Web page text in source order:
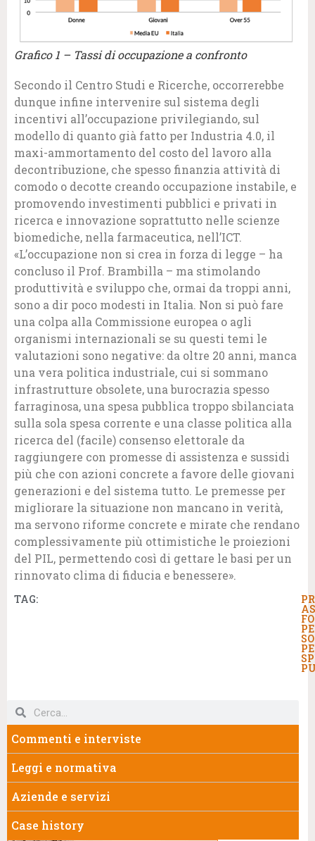
Grafico 1 – Tassi di occupazione a confronto
Secondo il Centro Studi e Ricerche, occorrerebbe
dunque infine intervenire sul sistema degli
incentivi all’occupazione privilegiando, sul
modello di quanto già fatto per Industria 4.0, il
maxi-ammortamento del costo del lavoro alla
decontribuzione, che spesso finanzia attività di
comodo o decotte creando occupazione instabile, e
promovendo investimenti pubblici e privati in
ricerca e innovazione soprattutto nelle scienze
biomediche, nella farmaceutica, nell’ICT.
«L’occupazione non si crea in forza di legge – ha
concluso il Prof. Brambilla – ma stimolando
produttività e sviluppo che, ormai da troppi anni,
sono a dir poco modesti in Italia. Non si può fare
una colpa alla Commissione europea o agli
organismi internazionali se su questi temi le
valutazioni sono negative: da oltre 20 anni, manca
una vera politica industriale, cui si sommano
infrastrutture obsolete, una burocrazia spesso
farraginosa, una spesa pubblica troppo sbilanciata
sulla sola spesa corrente e una classe politica alla
ricerca del (facile) consenso elettorale da
raggiungere con promesse di assistenza e sussidi
più che con azioni concrete a favore delle giovani
generazioni e del sistema tutto. Le premesse per
migliorare la situazione non mancano in verità,
ma servono riforme concrete e mirate che rendano
complessivamente più ottimistiche le proiezioni
del PIL, permettendo così di gettare le basi per un
rinnovato clima di fiducia e benessere».
TAG:
Commenti e interviste
Leggi e normativa
Aziende e servizi
Case history